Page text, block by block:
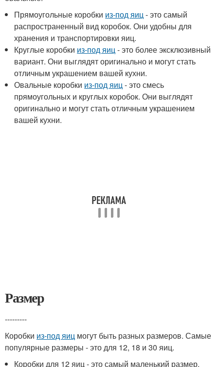
Прямоугольные коробки из-под яиц- это самый
распространенный вид коробок. Они удобны для
хранения и транспортировки яиц.
Круглые коробки из-под яиц- это более эксклюзивный
вариант. Они выглядят оригинально и могут стать
отличным украшением вашей кухни.
Овальные коробки из-под яиц- это смесь
прямоугольных и круглых коробок. Они выглядят
оригинально и могут стать отличным украшением
вашей кухни.
Размер
---------
Коробки из-под яиц могут быть разных размеров. Самые
популярные размеры - это для 12, 18 и 30 яиц.
Коробки для 12 яиц - это самый маленький размер.